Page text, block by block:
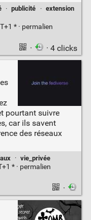
· publicité · extension
* · permalien
· · 4 clicks
pourtant suivre
car ils savent
des réseaux
· vie_privée
* · permalien
·